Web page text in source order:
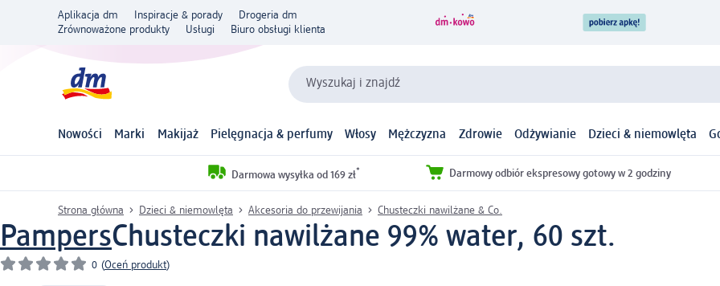
Aplikacja dm Inspiracje & porady
Drogeria dm
Zrównoważone produkty
Usługi Biuro obsługi klienta
Wyszukaj i znajdź
Nowości Marki Makijaż Pielęgnacja & perfumy Włosy Mężczyzna Zdrowie Odżywianie Dzieci & niemowlęta
Darmowa wysyłka od 169 zł* Darmowy odbiór ekspresowy gotowy w 2 godziny
Strona główna Dzieci & niemowlęta Akcesoria do przewijania Chusteczki nawilżane & Co.
PampersChusteczki nawilżane 99% water, 60 szt.
0 (Oceń produkt)